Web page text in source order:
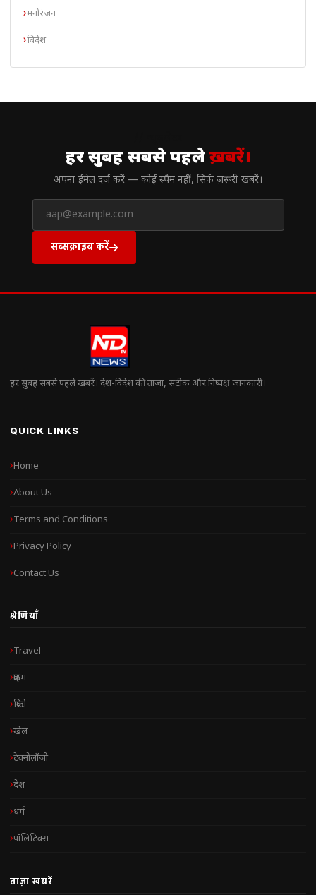
मनोरंजन
विदेश
हर सुबह सबसे पहलेख़बरें।
अपना ईमेल दर्ज करें — कोई स्पैम नहीं, सिर्फ ज़रूरी खबरें।
सब्सक्राइब करें
हर सुबह सबसे पहले खबरें। देश-विदेश की ताज़ा, सटीक और निष्पक्ष जानकारी।
QUICK LINKS
Home
About Us
Terms and Conditions
Privacy Policy
Contact Us
श्रेणियाँ
Travel
क्राइम
क्रिप्टो
खेल
टेक्नोलॉजी
देश
धर्म
पॉलिटिक्स
ताज़ा खबरें